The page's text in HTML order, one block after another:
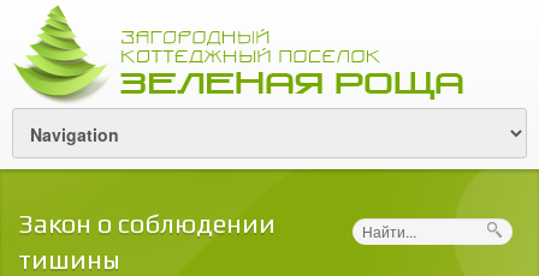
Закон о соблюдении
тишины
Поиск